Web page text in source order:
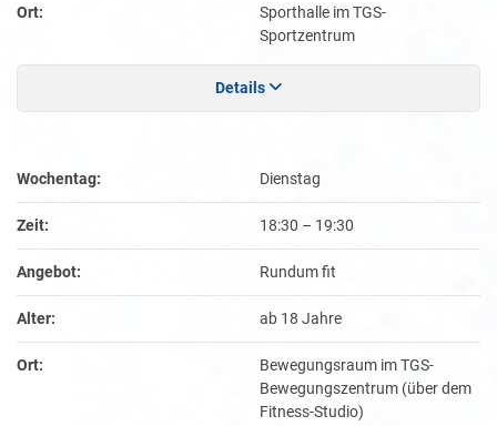
Ort:
Sporthalle im TGS-
Sportzentrum
Details
Wochentag: Dienstag
Zeit: 18:30 – 19:30
Angebot: Rundum fit
Alter: ab 18 Jahre
Ort:
Bewegungsraum im TGS-
Bewegungszentrum (über dem
Fitness-Studio)